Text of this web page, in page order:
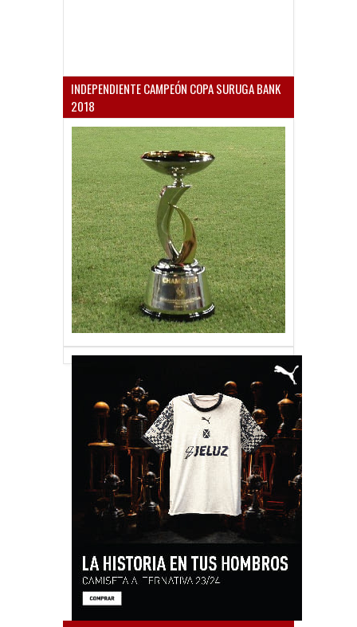
INDEPENDIENTE CAMPEÓN COPA SURUGA BANK
2018